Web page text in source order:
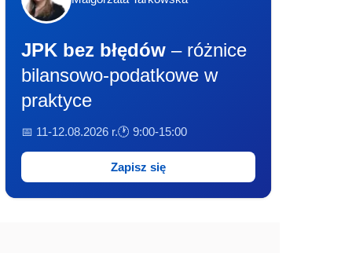
JPK bez błędów – różnice
bilansowo-podatkowe w
praktyce
📅 11-12.08.2026 r.🕐 9:00-15:00
Zapisz się